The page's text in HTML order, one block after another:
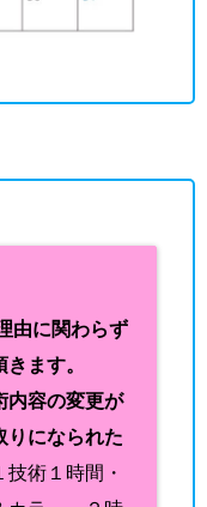
由に関わらず
ます。
内容の変更が
りになられた
技術１時間・